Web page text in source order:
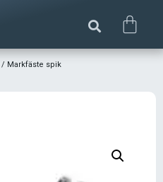
/ Markfäste spik